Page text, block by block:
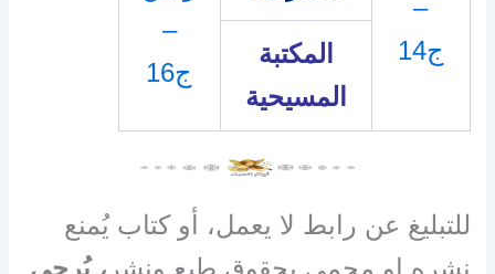
–
ج14
–
ج16
المكتبة
المسيحية
للتبليغ عن رابط لا يعمل، أو كتاب يُمنع